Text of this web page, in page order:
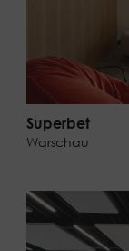
Superbet
Warschau